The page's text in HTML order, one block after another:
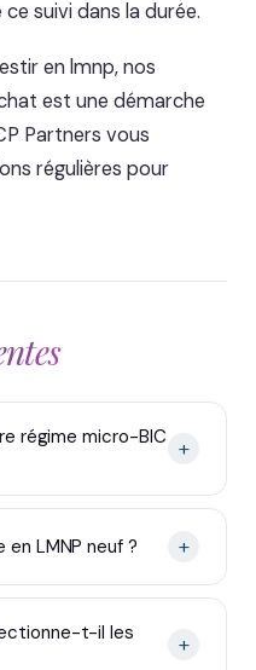
suivi dans la durée.
en lmnp, nos
est une démarche
Partners vous
régulières pour
régime micro-BIC +
LMNP neuf ? +
t-il les
+